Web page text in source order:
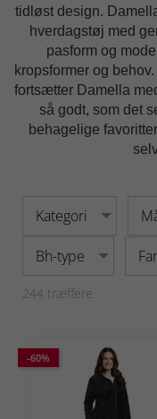
tidløst design.
hverdagstøj med
pasform og
kropsformer og
fortsætter Damella
så godt, som det
behagelige
Kategori
Bh-type
244 træffere
-60%